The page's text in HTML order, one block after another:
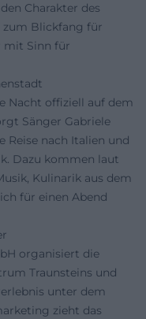
Charakter des
Blickfang für
mit Sinn für
Nacht offiziell auf dem
Sänger Gabriele
Reise nach Italien und
Dazu kommen laut
Kulinarik aus dem
für einen Abend
organisiert die
Traunsteins und
unter dem
zieht das